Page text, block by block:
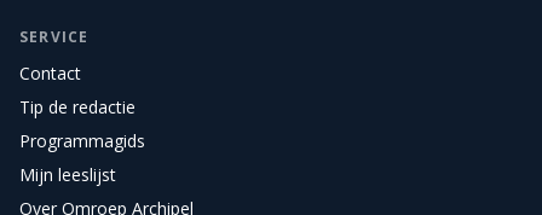
SERVICE
Contact
Tip de redactie
Programmagids
Mijn leeslijst
Over Omroep Archipel